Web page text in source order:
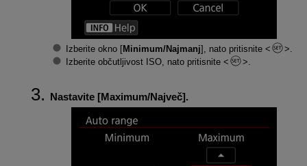
Izberite okno [Minimum/Najmanj], nato pritisnite
.
Izberite občutljivost ISO, nato pritisnite
.
Nastavite [Maximum/Največ].